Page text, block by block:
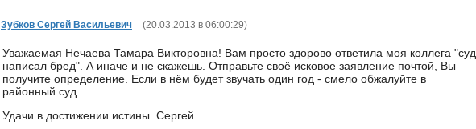
Зубков Сергей Васильевич (20.03.2013 в 06:00:29)
Уважаемая Нечаева Тамара Викторовна! Вам просто здорово ответила моя коллега "суд
написал бред". А иначе и не скажешь. Отправьте своё исковое заявление почтой, Вы
получите определение. Если в нём будет звучать один год - смело обжалуйте в
районный суд.
Удачи в достижении истины. Сергей.